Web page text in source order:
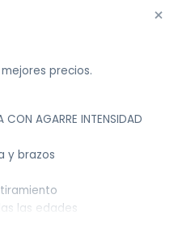
+
precios.
CON AGARRE INTENSIDAD
y brazos
las edades